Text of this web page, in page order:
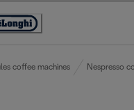
coffee machines Nespresso